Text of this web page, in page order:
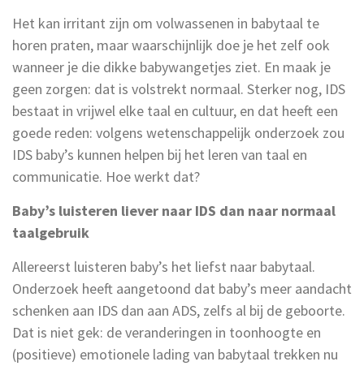
Het kan irritant zijn om volwassenen in babytaal te
horen praten, maar waarschijnlijk doe je het zelf ook
wanneer je die dikke babywangetjes ziet. En maak je
geen zorgen: dat is volstrekt normaal. Sterker nog, IDS
bestaat in vrijwel elke taal en cultuur, en dat heeft een
goede reden: volgens wetenschappelijk onderzoek zou
IDS baby’s kunnen helpen bij het leren van taal en
communicatie. Hoe werkt dat?
Baby’s luisteren liever naar IDS dan naar normaal
taalgebruik
Allereerst luisteren baby’s het liefst naar babytaal.
Onderzoek heeft aangetoond dat baby’s meer aandacht
schenken aan IDS dan aan ADS, zelfs al bij de geboorte.
Dat is niet gek: de veranderingen in toonhoogte en
(positieve) emotionele lading van babytaal trekken nu